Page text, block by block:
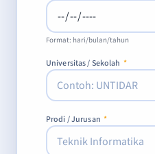
Format: hari/bulan/tahun
Universitas / Sekolah *
Prodi / Jurusan *